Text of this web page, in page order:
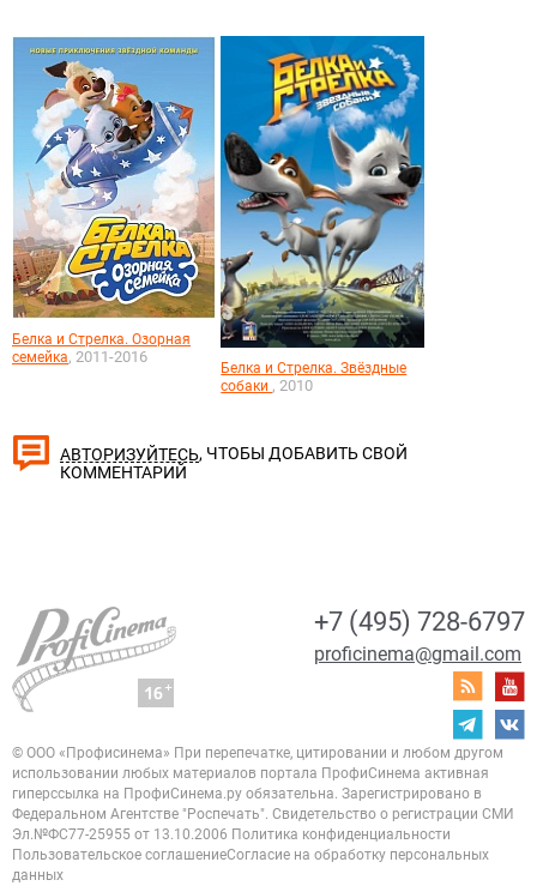
Белка и Стрелка. Озорная
семейка, 2011-2016
Белка и Стрелка. Звёздные
собаки , 2010
АВТОРИЗУЙТЕСЬ, ЧТОБЫ ДОБАВИТЬ СВОЙ
КОММЕНТАРИЙ
+7 (495) 728-6797
proficinema@gmail.com
© ООО «Профисинема» При перепечатке, цитировании и любом другом
использовании любых материалов портала ПрофиСинема активная
гиперссылка на ПрофиСинема.ру обязательна. Зарегистрировано в
Федеральном Агентстве "Роспечать". Свидетельство о регистрации СМИ
Эл.№ФС77-25955 от 13.10.2006 Политика конфиденциальности
Пользовательское соглашениеСогласие на обработку персональных
данных